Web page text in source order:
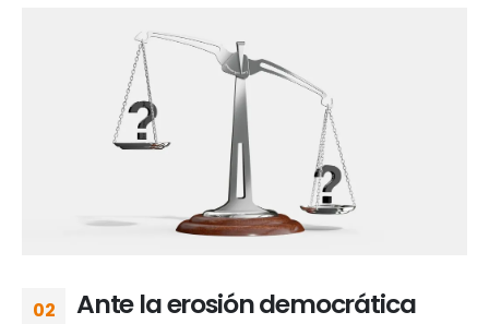
02 Ante la erosión democrática